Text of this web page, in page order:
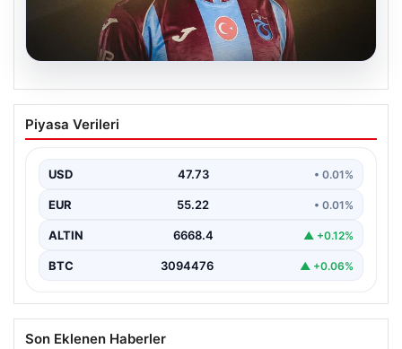
08.08.2026
Trabzonspor’da Mohamed Salah
çılgınlığı! 3 günde rekor gelir…
Piyasa Verileri
USD 47.73 • 0.01%
EUR 55.22 • 0.01%
ALTIN 6668.4 ▲ +0.12%
BTC 3094476 ▲ +0.06%
Son Eklenen Haberler